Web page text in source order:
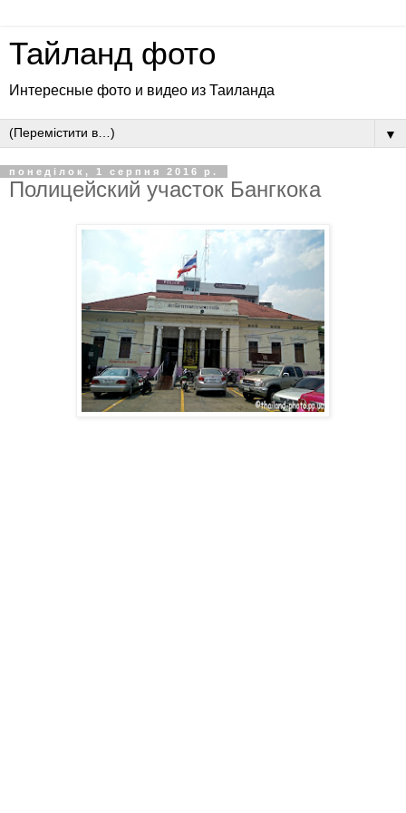
Тайланд фото
Интересные фото и видео из Таиланда
▼
понеділок, 1 серпня 2016 р.
Полицейский участок Бангкока